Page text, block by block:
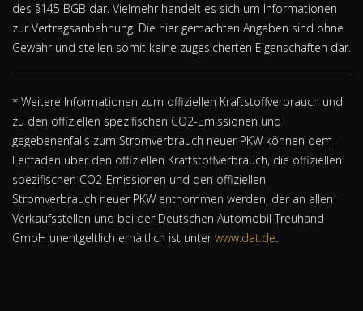
des §145 BGB dar. Vielmehr handelt es sich um Informationen
zur Vertragsanbahnung. Die hier gemachten Angaben sind ohne
Gewähr und stellen somit keine zugesicherten Eigenschaften dar.
* Weitere Informationen zum offiziellen Kraftstoffverbrauch und
zu den offiziellen spezifischen CO2-Emissionen und
gegebenenfalls zum Stromverbrauch neuer PKW können dem
Leitfaden über den offiziellen Kraftstoffverbrauch, die offiziellen
spezifischen CO2-Emissionen und den offiziellen
Stromverbrauch neuer PKW entnommen werden, der an allen
Verkaufsstellen und bei der Deutschen Automobil Treuhand
GmbH unentgeltlich erhältlich ist unter www.dat.de.